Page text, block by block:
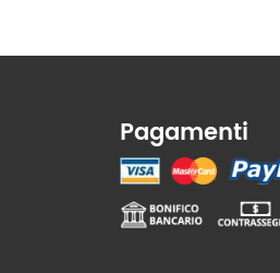
Pagamenti